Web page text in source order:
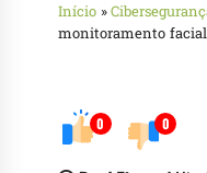
Início »
monitoramento
0 0